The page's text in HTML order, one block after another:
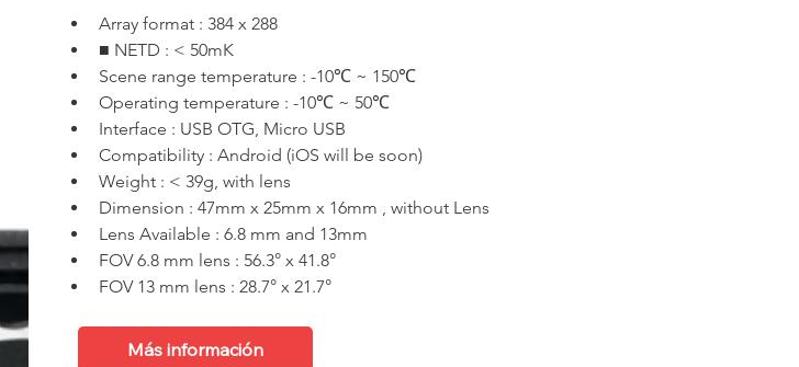
Array format : 384 x 288
■ NETD : < 50mK
Scene range temperature : -10℃ ~ 150℃
Operating temperature : -10℃ ~ 50℃
Interface : USB OTG, Micro USB
Compatibility : Android (iOS will be soon)
Weight : < 39g, with lens
Dimension : 47mm x 25mm x 16mm , without Lens
Lens Available : 6.8 mm and 13mm
FOV 6.8 mm lens : 56.3° x 41.8°
FOV 13 mm lens : 28.7° x 21.7°
Ficha TécnicaMás información